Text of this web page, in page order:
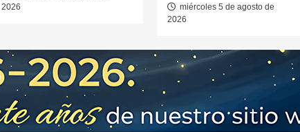
2026
miércoles 5 de agosto de
2026